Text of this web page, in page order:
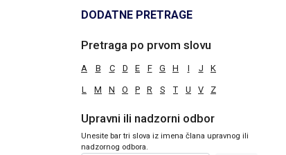
DODATNE PRETRAGE
Pretraga po prvom slovu
A B C D E F G H I J K
L M N O P R S T U V Z
Upravni ili nadzorni odbor
Unesite bar tri slova iz imena člana upravnog ili
nadzornog odbora.